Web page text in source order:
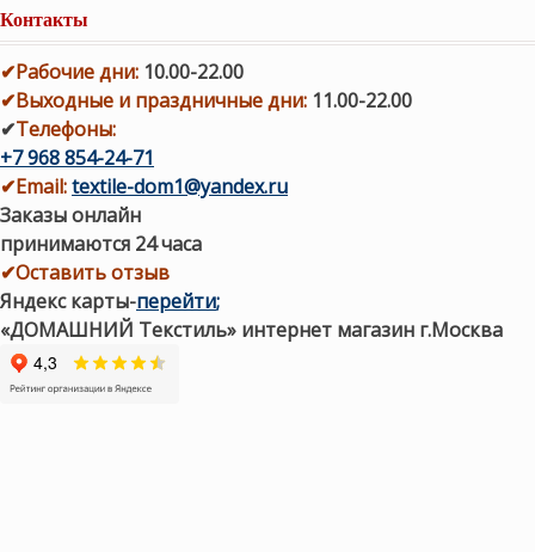
Контакты
✔Рабочие дни: 10.00-22.00
✔Выходные и праздничные дни: 11.00-22.00
✔Телефоны:
+7 968 854-24-71
✔Email:textile-dom1@yandex.ru
Заказы онлайн
принимаются 24 часа
✔Оставить отзыв
Яндекс карты-перейти;
«ДОМАШНИЙ Текстиль» интернет магазин г.Москва